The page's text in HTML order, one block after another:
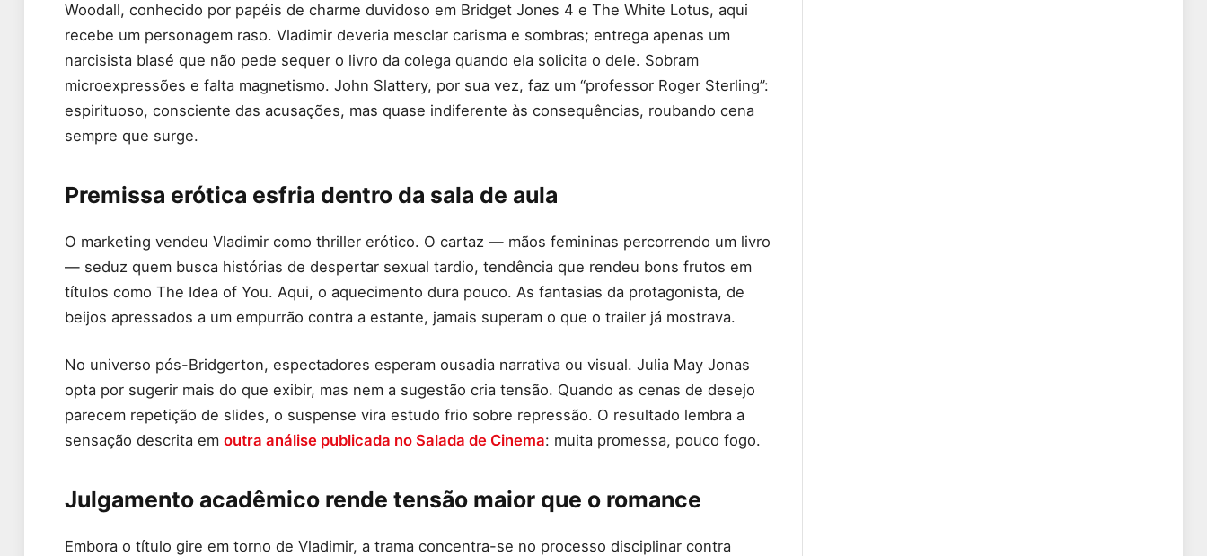
Woodall, conhecido por papéis de charme duvidoso em Bridget Jones 4 e The White Lotus, aqui
recebe um personagem raso. Vladimir deveria mesclar carisma e sombras; entrega apenas um
narcisista blasé que não pede sequer o livro da colega quando ela solicita o dele. Sobram
microexpressões e falta magnetismo. John Slattery, por sua vez, faz um “professor Roger Sterling”:
espirituoso, consciente das acusações, mas quase indiferente às consequências, roubando cena
sempre que surge.
Premissa erótica esfria dentro da sala de aula
O marketing vendeu Vladimir como thriller erótico. O cartaz — mãos femininas percorrendo um livro
— seduz quem busca histórias de despertar sexual tardio, tendência que rendeu bons frutos em
títulos como The Idea of You. Aqui, o aquecimento dura pouco. As fantasias da protagonista, de
beijos apressados a um empurrão contra a estante, jamais superam o que o trailer já mostrava.
No universo pós-Bridgerton, espectadores esperam ousadia narrativa ou visual. Julia May Jonas
opta por sugerir mais do que exibir, mas nem a sugestão cria tensão. Quando as cenas de desejo
parecem repetição de slides, o suspense vira estudo frio sobre repressão. O resultado lembra a
sensação descrita em outra análise publicada no Salada de Cinema: muita promessa, pouco fogo.
Julgamento acadêmico rende tensão maior que o romance
Embora o título gire em torno de Vladimir, a trama concentra-se no processo disciplinar contra